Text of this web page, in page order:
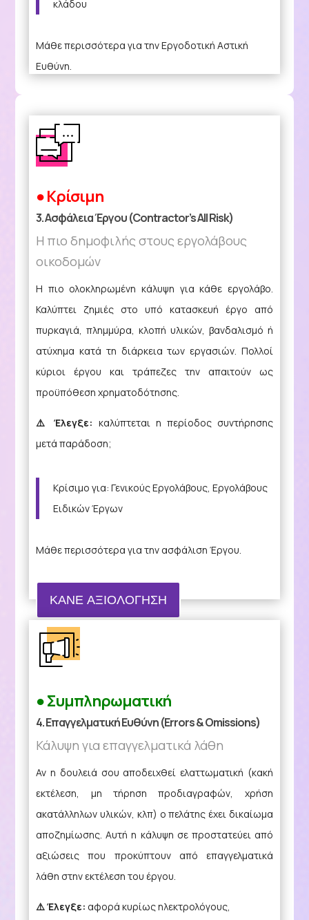
κλάδου
Μάθε περισσότερα για την Εργοδοτική Αστική
Ευθύνη.
ΚΑΝΕ ΑΞΙΟΛΟΓΗΣΗ
● Κρίσιμη
3. Ασφάλεια Έργου (Contractor’s All Risk)
Η πιο δημοφιλής στους εργολάβους
οικοδομών
Η πιο ολοκληρωμένη κάλυψη για κάθε εργολάβο.
Καλύπτει ζημιές στο υπό κατασκευή έργο από
πυρκαγιά, πλημμύρα, κλοπή υλικών, βανδαλισμό ή
ατύχημα κατά τη διάρκεια των εργασιών. Πολλοί
κύριοι έργου και τράπεζες την απαιτούν ως
προϋπόθεση χρηματοδότησης.
⚠️ Έλεγξε: καλύπτεται η περίοδος συντήρησης
μετά παράδοση;
Κρίσιμο για: Γενικούς Εργολάβους, Εργολάβους
Ειδικών Έργων
Μάθε περισσότερα για την ασφάλιση Έργου.
ΚΑΝΕ ΑΞΙΟΛΟΓΗΣΗ
● Συμπληρωματική
4. Επαγγελματική Ευθύνη (Errors & Omissions)
Κάλυψη για επαγγελματικά λάθη
Αν η δουλειά σου αποδειχθεί ελαττωματική (κακή
εκτέλεση, μη τήρηση προδιαγραφών, χρήση
ακατάλληλων υλικών, κλπ) ο πελάτης έχει δικαίωμα
αποζημίωσης. Αυτή η κάλυψη σε προστατεύει από
αξιώσεις που προκύπτουν από επαγγελματικά
λάθη στην εκτέλεση του έργου.
⚠️ Έλεγξε: αφορά κυρίως ηλεκτρολόγους,